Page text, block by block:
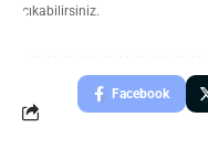
çıkabilirsiniz.
Facebook